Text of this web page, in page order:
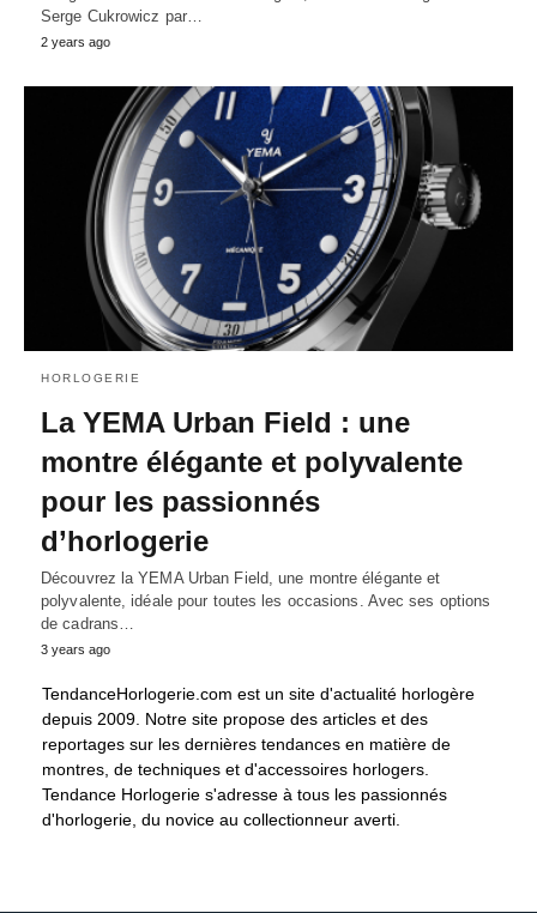
Serge Cukrowicz par…
2 years ago
HORLOGERIE
La YEMA Urban Field : une
montre élégante et polyvalente
pour les passionnés
d’horlogerie
Découvrez la YEMA Urban Field, une montre élégante et
polyvalente, idéale pour toutes les occasions. Avec ses options
de cadrans…
3 years ago
TendanceHorlogerie.com est un site d'actualité horlogère
depuis 2009. Notre site propose des articles et des
reportages sur les dernières tendances en matière de
montres, de techniques et d'accessoires horlogers.
Tendance Horlogerie s'adresse à tous les passionnés
d'horlogerie, du novice au collectionneur averti.